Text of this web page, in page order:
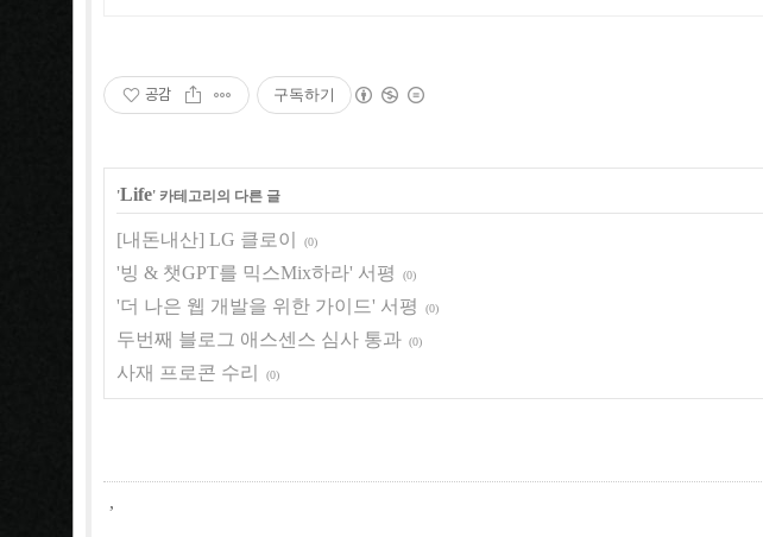
공감 구독하기
'Life' 카테고리의 다른 글
[내돈내산] LG 클로이 (0)
'빙 & 챗GPT를 믹스Mix하라' 서평 (0)
'더 나은 웹 개발을 위한 가이드' 서평 (0)
두번째 블로그 애스센스 심사 통과 (0)
사재 프로콘 수리 (0)
,